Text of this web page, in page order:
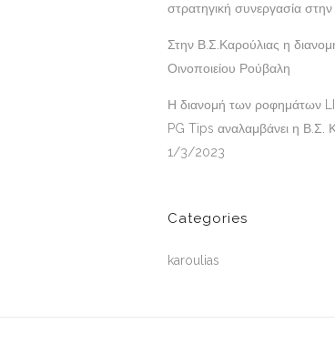
στρατηγική συνεργασία στην
Στην Β.Σ.Καρούλιας η
Οινοποιείου Ρούβαλη
Η διανομή των ροφημάτων
PG Tips αναλαμβάνει η
1/3/2023
Categories
karoulias